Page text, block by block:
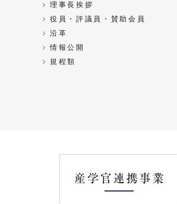
理事長挨拶
役員・評議員・賛助会員
沿革
情報公開
規程類